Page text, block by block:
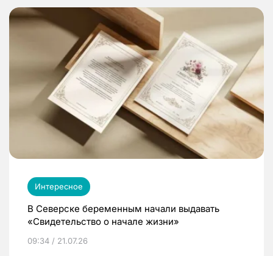
Интересное
В Северске беременным начали выдавать
«Свидетельство о начале жизни»
09:34 / 21.07.26